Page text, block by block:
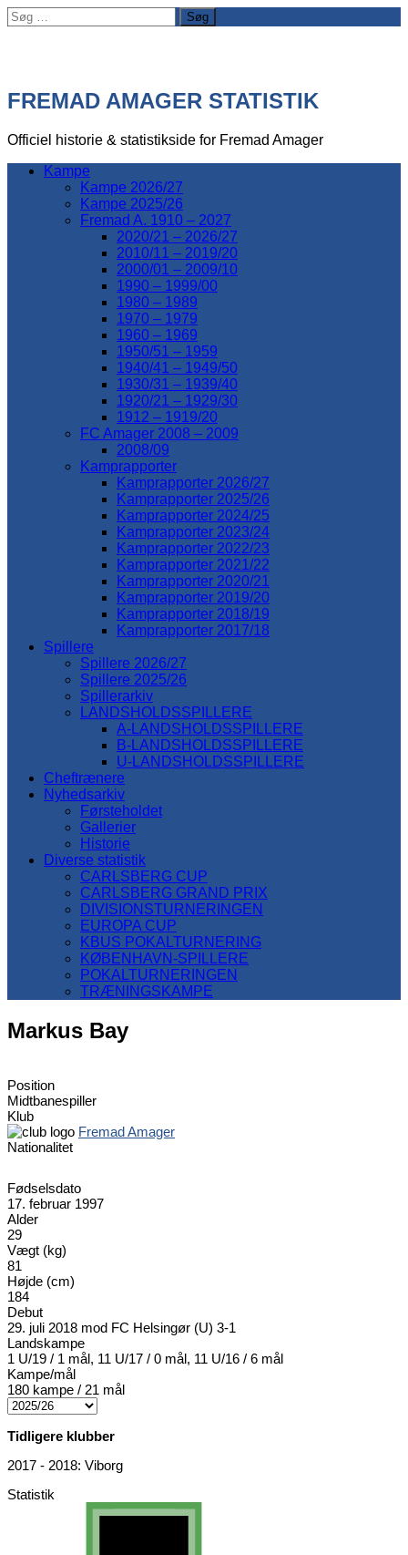
Søg
efter:
FREMAD AMAGER STATISTIK
Officiel historie & statistikside for Fremad Amager
Kampe
Kampe 2026/27
Kampe 2025/26
Fremad A. 1910 – 2027
2020/21 – 2026/27
2010/11 – 2019/20
2000/01 – 2009/10
1990 – 1999/00
1980 – 1989
1970 – 1979
1960 – 1969
1950/51 – 1959
1940/41 – 1949/50
1930/31 – 1939/40
1920/21 – 1929/30
1912 – 1919/20
FC Amager 2008 – 2009
2008/09
Kamprapporter
Kamprapporter 2026/27
Kamprapporter 2025/26
Kamprapporter 2024/25
Kamprapporter 2023/24
Kamprapporter 2022/23
Kamprapporter 2021/22
Kamprapporter 2020/21
Kamprapporter 2019/20
Kamprapporter 2018/19
Kamprapporter 2017/18
Spillere
Spillere 2026/27
Spillere 2025/26
Spillerarkiv
LANDSHOLDSSPILLERE
A-LANDSHOLDSSPILLERE
B-LANDSHOLDSSPILLERE
U-LANDSHOLDSSPILLERE
Cheftrænere
Nyhedsarkiv
Førsteholdet
Gallerier
Historie
Diverse statistik
CARLSBERG CUP
CARLSBERG GRAND PRIX
DIVISIONSTURNERINGEN
EUROPA CUP
KBUS POKALTURNERING
KØBENHAVN-SPILLERE
POKALTURNERINGEN
TRÆNINGSKAMPE
Markus Bay
Position
Midtbanespiller
Klub
Fremad Amager
Nationalitet
Fødselsdato
17. februar 1997
Alder
29
Vægt (kg)
81
Højde (cm)
184
Debut
29. juli 2018 mod FC Helsingør (U) 3-1
Landskampe
1 U/19 / 1 mål, 11 U/17 / 0 mål, 11 U/16 / 6 mål
Kampe/mål
180 kampe / 21 mål
Tidligere klubber
2017 - 2018: Viborg
Statistik